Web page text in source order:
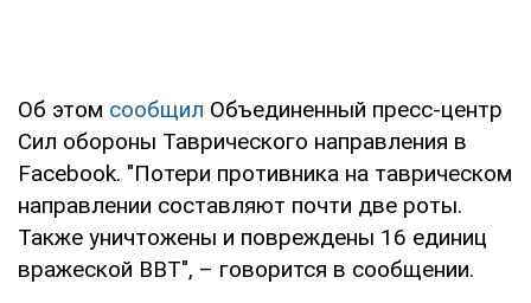
Об этом сообщил Объединенный пресс-центр
Сил обороны Таврического направления в
Facebook. "Потери противника на таврическом
направлении составляют почти две роты.
Также уничтожены и повреждены 16 единиц
вражеской ВВТ", – говорится в сообщении.